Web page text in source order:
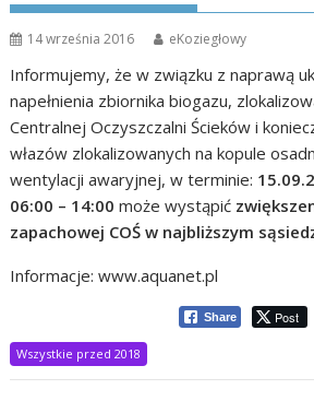
14 września 2016 eKoziegłowy
Informujemy, że w związku z naprawą
napełnienia zbiornika biogazu,
Centralnej Oczyszczalni Ścieków i
włazów zlokalizowanych na kopule
wentylacji awaryjnej, w terminie:
06:00 – 14:00 może wystąpić
zapachowej COŚ w najbliższym
Informacje: www.aquanet.pl
Share Post
Wszystkie przed 2018